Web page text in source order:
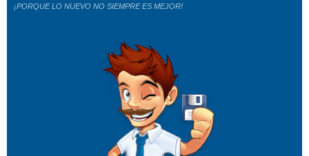
¡PORQUE LO NUEVO NO SIEMPRE ES MEJOR!